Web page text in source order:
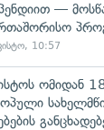
—
10:57
ომიდან